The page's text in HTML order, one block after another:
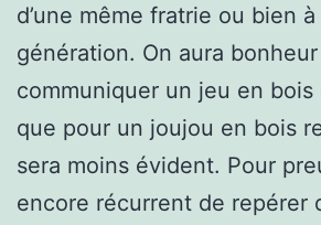
d’une même fratrie ou bien
génération. On aura
communiquer un jeu en bois
que pour un joujou en bois
sera moins évident. Pour
encore récurrent de repérer